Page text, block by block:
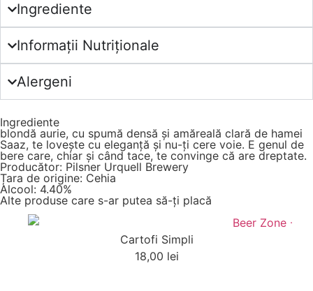
Ingrediente
Informații Nutriționale
Alergeni
Ingrediente
blondă aurie, cu spumă densă și amăreală clară de hamei
Saaz, te lovește cu eleganță și nu-ți cere voie. E genul de
bere care, chiar și când tace, te convinge că are dreptate.
Producător: Pilsner Urquell Brewery
Țara de origine: Cehia
Alcool: 4.40%
Alte produse care s-ar putea să-ți placă
Cartofi Simpli
18,00 lei